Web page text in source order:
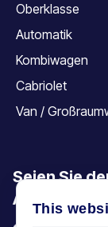
Oberklasse
Automatik
Kombiwagen
Cabriolet
Van /
Seien Sie
Angebote,
This